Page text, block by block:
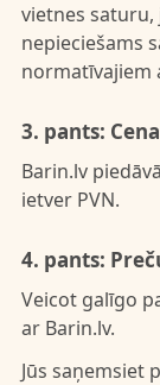
vietnes saturu,
nepieciešams
normatīvajiem
3. pants:
Barin.lv
ietver PVN.
4. pants:
Veicot galīgo
ar Barin.lv.
Jūs saņemsiet